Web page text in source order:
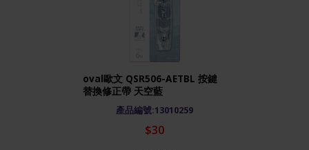
oval歐文 QSR506-AETBL 按鍵
替換修正帶 天空藍
產品編號:13010259
$30